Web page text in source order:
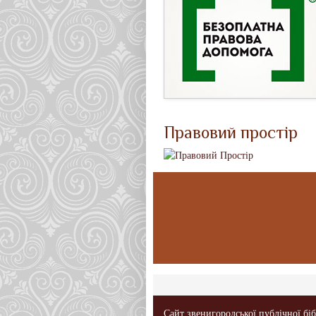
Правовий простір
Сайт звенигородської публічної